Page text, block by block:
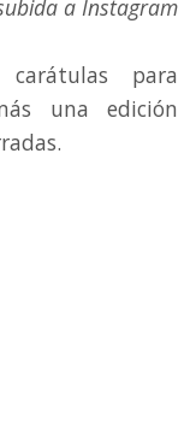
a Instagram
para
una edición